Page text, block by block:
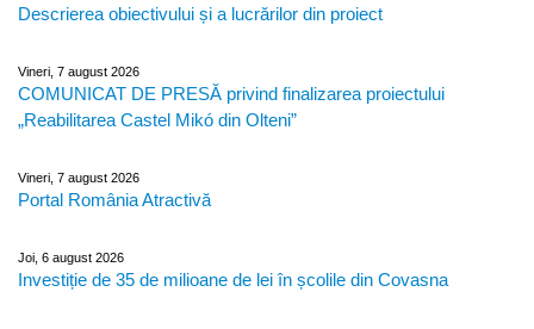
Descrierea obiectivului și a lucrărilor din proiect
Vineri, 7 august 2026
COMUNICAT DE PRESĂ privind finalizarea proiectului
„Reabilitarea Castel Mikó din Olteni”
Vineri, 7 august 2026
Portal România Atractivă
Joi, 6 august 2026
Investiție de 35 de milioane de lei în școlile din Covasna